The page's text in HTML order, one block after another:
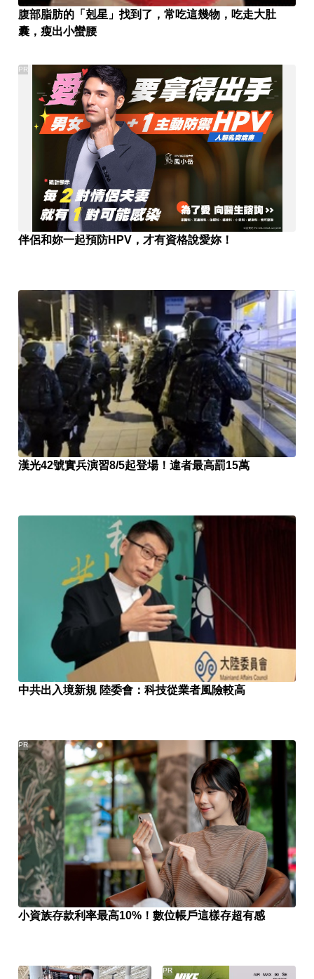
腹部脂肪的「剋星」找到了，常吃這幾物，吃走大肚
囊，瘦出小蠻腰
伴侶和妳一起預防HPV，才有資格說愛妳！
PR
漢光42號實兵演習8/5起登場！違者最高罰15萬
中共出入境新規 陸委會：科技從業者風險較高
小資族存款利率最高10%！數位帳戶這樣存超有感
PR
PR